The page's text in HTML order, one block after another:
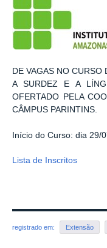
DE VAGAS NO CURSO
A SURDEZ E A
OFERTADO PELA
CÂMPUS PARINTINS.
Início do Curso: dia 29/
Lista de Inscritos
registrado em: Extensão